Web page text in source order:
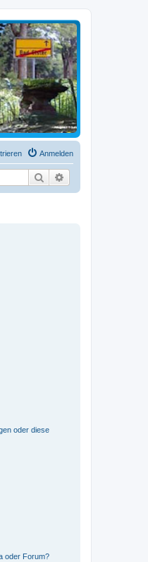
Anmelden
Suche
oder diese
oder Forum?